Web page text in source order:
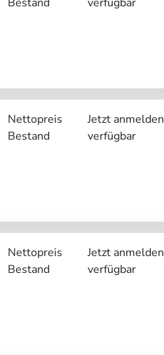
Nettopreis
Jetzt anmelden
Bestand
verfügbar
Nettopreis
Jetzt anmelden
Bestand
verfügbar